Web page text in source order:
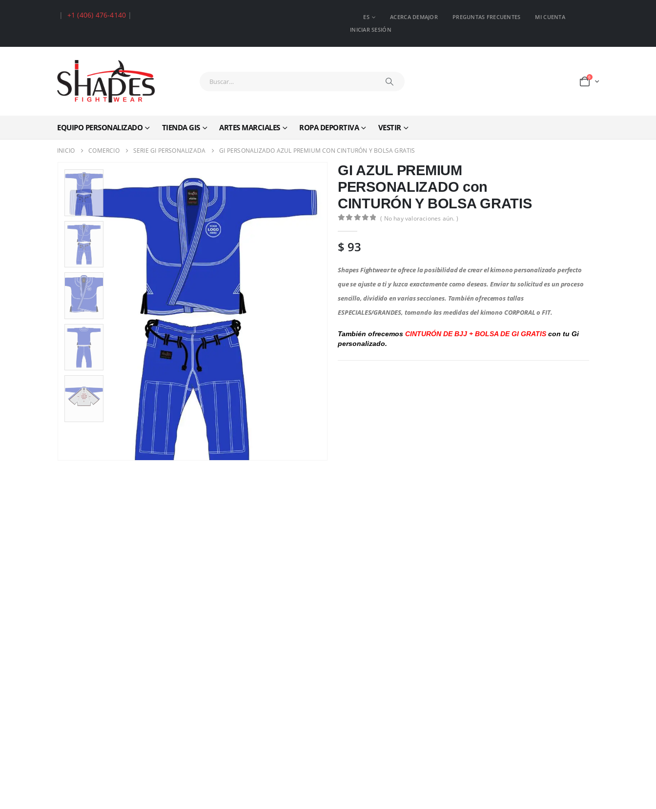
| +1 (406) 476-4140 | ES ACERCA DEMAJOR PREGUNTAS FRECUENTES
MI CUENTA
INICIAR SESIÓN
0
EQUIPO PERSONALIZADO TIENDA GIS ARTES MARCIALES ROPA DEPORTIVA VESTIR
INICIO COMERCIO SERIE GI PERSONALIZADA GI PERSONALIZADO AZUL PREMIUM CON CINTURÓN Y BOLSA GRATIS
GI AZUL PREMIUM
PERSONALIZADO con
CINTURÓN Y BOLSA GRATIS
( No hay valoraciones aún. )
$ 93
Shapes Fightwear te ofrece la posibilidad de crear el kimono personalizado perfecto
que se ajuste a ti y luzca exactamente como deseas. Enviar tu solicitud es un proceso
sencillo, dividido en varias secciones. También ofrecemos tallas
ESPECIALES/GRANDES, tomando las medidas del kimono CORPORAL o FIT.
También ofrecemos CINTURÓN DE BJJ + BOLSA DE GI GRATIS con tu Gi
personalizado.